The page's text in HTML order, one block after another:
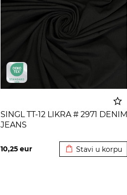
SINGL TT-12 LIKRA # 2971 DENIM
JEANS
10,25 eur Stavi u korpu